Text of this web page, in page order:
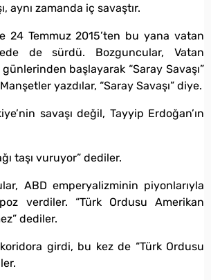
aynı zamanda iç savaştır.
24 Temmuz 2015’ten bu yana vatan
de sürdü. Bozguncular, Vatan
başlayarak “Saray Savaşı”
yazdılar, “Saray Savaşı” diye.
savaşı değil, Tayyip Erdoğan’ın
taşı vuruyor” dediler.
ABD emperyalizminin piyonlarıyla
verdiler. “Türk Ordusu Amerikan
dediler.
girdi, bu kez de “Türk Ordusu